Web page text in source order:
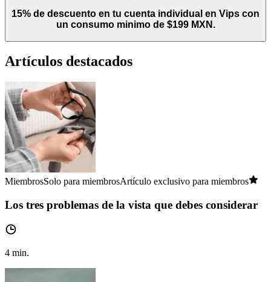
15% de descuento en tu cuenta individual en Vips con
un consumo minimo de $199 MXN.
Artículos destacados
MiembrosSolo para miembrosArtículo exclusivo para miembros
Los tres problemas de la vista que debes considerar
4 min.